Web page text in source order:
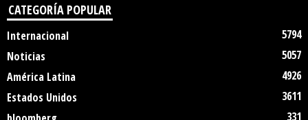
CATEGORÍA POPULAR
Internacional
5794
Noticias
5057
América Latina
4926
Estados Unidos
3611
331